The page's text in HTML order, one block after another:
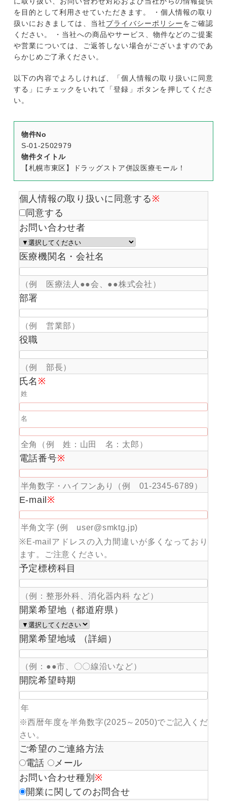
を目的として利用させていただきます。 ・個人情報の取り
扱いにおきましては、当社プライバシーポリシーをご確認
ください。 ・当社への商品やサービス、物件などのご提案
や営業については、ご返答しない場合がございますのであ
らかじめご了承ください。
以下の内容でよろしければ、「個人情報の取り扱いに同意
する」にチェックをいれて「登録」ボタンを押してくださ
い。
物件No
S-01-2502979
物件タイトル
【札幌市東区】ドラッグストア併設医療モール！
個人情報の取り扱いに同意する ※
同意する
お問い合わせ者
医療機関名・会社名
（例 医療法人●●会、●●株式会社）
部署
（例 営業部）
役職
（例 部長）
氏名 ※
姓
名
全角（例 姓：山田 名：太郎）
電話番号※
半角数字・ハイフンあり（例 01-2345-6789）
E-mail ※
半角文字 (例 user@smktg.jp)
※E-mailアドレスの入力間違いが多くなっており
ます。ご注意ください。
予定標榜科目
（例：整形外科、消化器内科 など）
開業希望地（都道府県）
開業希望地域 （詳細）
（例：●●市、〇〇線沿いなど）
開院希望時期
年
※西暦年度を半角数字(2025～2050)でご記入くだ
さい。
ご希望のご連絡方法
電話
メール
お問い合わせ種別 ※
開業に関してのお問合せ